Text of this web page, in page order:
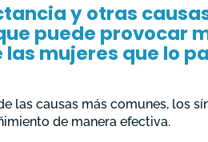
y otras
puede provocar
mujeres que lo
las causas más comunes, los
de manera efectiva.